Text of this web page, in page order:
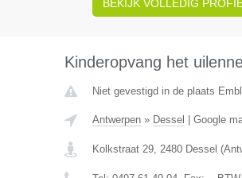
BEKIJK VOLLEDIG
Kinderopvang het
Niet gevestigd in de plaats
Antwerpen» Dessel Google
Kolkstraat 29, 2480 Dessel (